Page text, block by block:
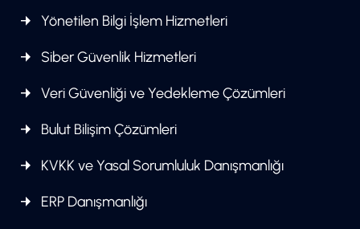
Yönetilen Bilgi İşlem Hizmetleri
Siber Güvenlik Hizmetleri
Veri Güvenliği ve Yedekleme Çözümleri
Bulut Bilişim Çözümleri
KVKK ve Yasal Sorumluluk Danışmanlığı
ERP Danışmanlığı